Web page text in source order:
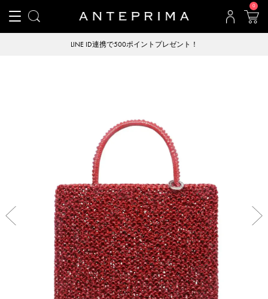
0
LINE ID連携で500ポイントプレゼント！